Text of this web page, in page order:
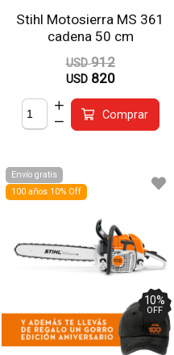
Stihl Motosierra MS 361
cadena 50 cm
USD 912
USD 820
Comprar
Envío gratis
100 años 10% Off
10%
OFF